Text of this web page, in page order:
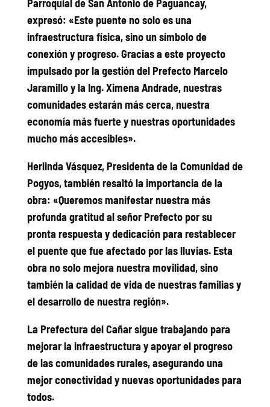
Parroquial de San Antonio de Paguancay,
expresó: «Este puente no solo es una
infraestructura física, sino un símbolo de
conexión y progreso. Gracias a este proyecto
impulsado por la gestión del Prefecto Marcelo
Jaramillo y la Ing. Ximena Andrade, nuestras
comunidades estarán más cerca, nuestra
economía más fuerte y nuestras oportunidades
mucho más accesibles».
Herlinda Vásquez, Presidenta de la Comunidad de
Pogyos, también resaltó la importancia de la
obra: «Queremos manifestar nuestra más
profunda gratitud al señor Prefecto por su
pronta respuesta y dedicación para restablecer
el puente que fue afectado por las lluvias. Esta
obra no solo mejora nuestra movilidad, sino
también la calidad de vida de nuestras familias y
el desarrollo de nuestra región».
La Prefectura del Cañar sigue trabajando para
mejorar la infraestructura y apoyar el progreso
de las comunidades rurales, asegurando una
mejor conectividad y nuevas oportunidades para
todos.